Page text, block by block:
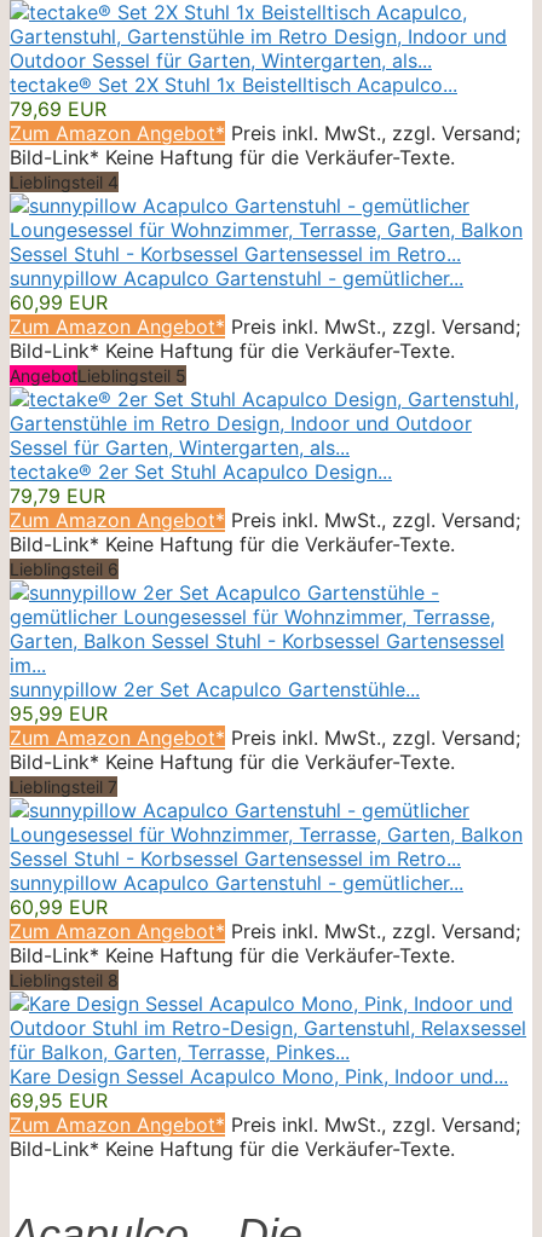
tectake® Set 2X Stuhl 1x Beistelltisch Acapulco...
79,69 EUR
Zum Amazon Angebot* Preis inkl. MwSt., zzgl. Versand;
Bild-Link* Keine Haftung für die Verkäufer-Texte.
Lieblingsteil 4
sunnypillow Acapulco Gartenstuhl - gemütlicher...
60,99 EUR
Zum Amazon Angebot* Preis inkl. MwSt., zzgl. Versand;
Bild-Link* Keine Haftung für die Verkäufer-Texte.
AngebotLieblingsteil 5
tectake® 2er Set Stuhl Acapulco Design...
79,79 EUR
Zum Amazon Angebot* Preis inkl. MwSt., zzgl. Versand;
Bild-Link* Keine Haftung für die Verkäufer-Texte.
Lieblingsteil 6
sunnypillow 2er Set Acapulco Gartenstühle...
95,99 EUR
Zum Amazon Angebot* Preis inkl. MwSt., zzgl. Versand;
Bild-Link* Keine Haftung für die Verkäufer-Texte.
Lieblingsteil 7
sunnypillow Acapulco Gartenstuhl - gemütlicher...
60,99 EUR
Zum Amazon Angebot* Preis inkl. MwSt., zzgl. Versand;
Bild-Link* Keine Haftung für die Verkäufer-Texte.
Lieblingsteil 8
Kare Design Sessel Acapulco Mono, Pink, Indoor und...
69,95 EUR
Zum Amazon Angebot* Preis inkl. MwSt., zzgl. Versand;
Bild-Link* Keine Haftung für die Verkäufer-Texte.